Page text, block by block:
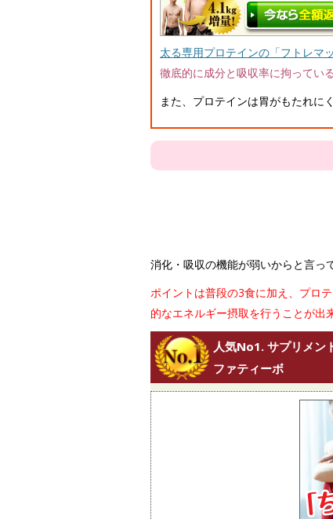
太る専用プロテインの「フトレマ
徹底的に成分と吸収率に拘ってい
また、プロテインは胃がもたれに
消化・吸収の機能が弱いからと言っ
ポイントは普段の3食に加え、プロ
的なエネルギー摂取を行うことが出
人気No1. サプリメン
ファティーボ